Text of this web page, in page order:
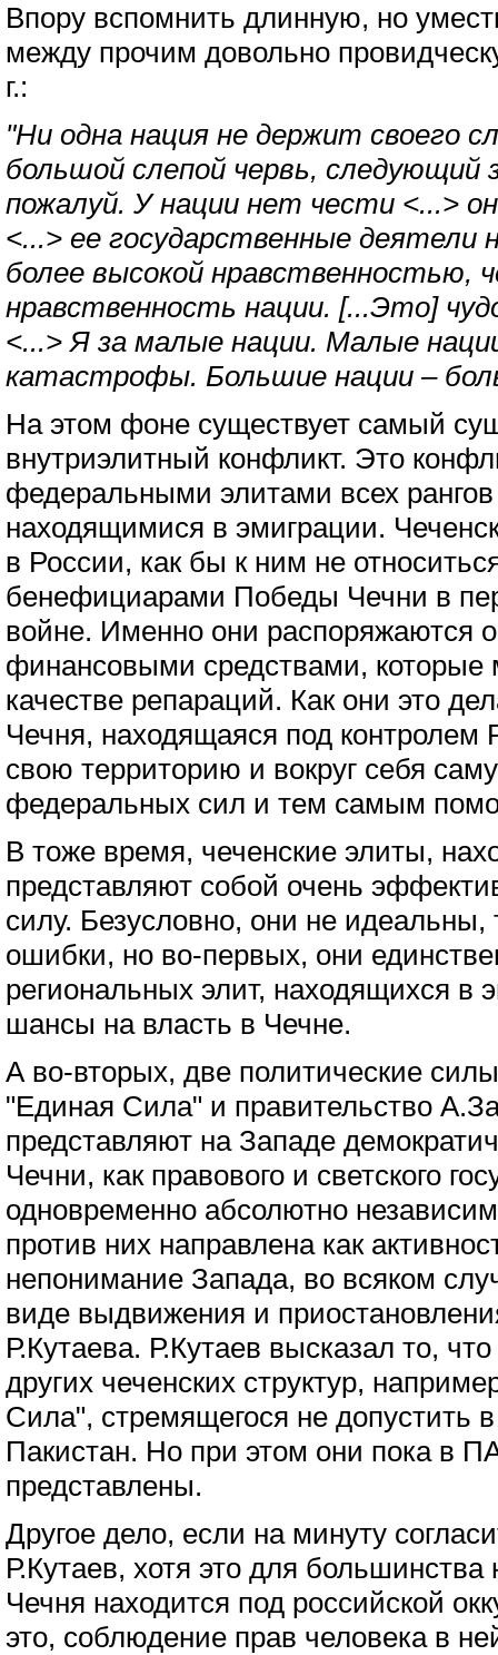
Впору вспомнить длинную, но
между прочим довольно
г.:
"Ни одна нация не держит своего
большой слепой червь, следующий
пожалуй. У нации нет чести <...>
<...> ее государственные деятели
более высокой нравственностью,
нравственность нации. [...Это]
<...> Я за малые нации. Малые
катастрофы. Большие нации –
На этом фоне существует самый
внутриэлитный конфликт. Это
федеральными элитами всех
находящимися в эмиграции.
в России, как бы к ним не
бенефициарами Победы Чечни в
войне. Именно они распоряжаются
финансовыми средствами, которые
качестве репараций. Как они это
Чечня, находящаяся под контролем
свою территорию и вокруг себя
федеральных сил и тем самым
В тоже время, чеченские элиты,
представляют собой очень
силу. Безусловно, они не
ошибки, но во-первых, они
региональных элит, находящихся в
шансы на власть в Чечне.
А во-вторых, две политические
"Единая Сила" и правительство
представляют на Западе
Чечни, как правового и светского
одновременно абсолютно
против них направлена как
непонимание Запада, во всяком
виде выдвижения и
Р.Кутаева. Р.Кутаев высказал то,
других чеченских структур,
Сила", стремящегося не допустить
Пакистан. Но при этом они пока в
представлены.
Другое дело, если на минуту
Р.Кутаев, хотя это для
Чечня находится под российской
это, соблюдение прав человека в